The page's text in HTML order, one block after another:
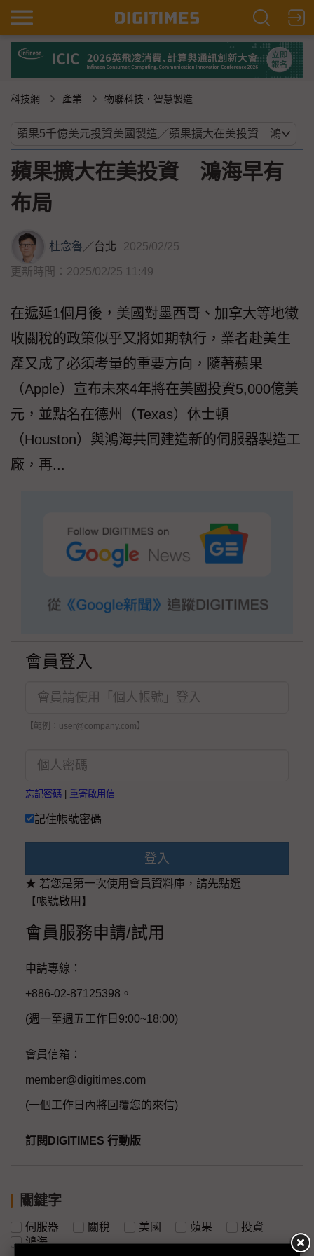
科技網 產業 物聯科技．智慧製造
蘋果擴大在美投資 鴻海早有
布局
杜念魯／台北 2025/02/25
更新時間：2025/02/25 11:49
在遞延1個月後，美國對墨西哥、加拿大等地徵
收關稅的政策似乎又將如期執行，業者赴美生
產又成了必須考量的重要方向，隨著蘋果
（Apple）宣布未來4年將在美國投資5,000億美
元，並點名在德州（Texas）休士頓
（Houston）與鴻海共同建造新的伺服器製造工
廠，再...
會員登入
【範例：user@company.com】
忘記密碼 重寄啟用信
記住帳號密碼
登入
★ 若您是第一次使用會員資料庫，請先點選
【帳號啟用】
會員服務申請/試用
申請專線：
+886-02-87125398。
(週一至週五工作日9:00~18:00)
會員信箱：
member@digitimes.com
(一個工作日內將回覆您的來信)
訂閱DIGITIMES 行動版
關鍵字
伺服器 關稅 美國 蘋果
投資
鴻海